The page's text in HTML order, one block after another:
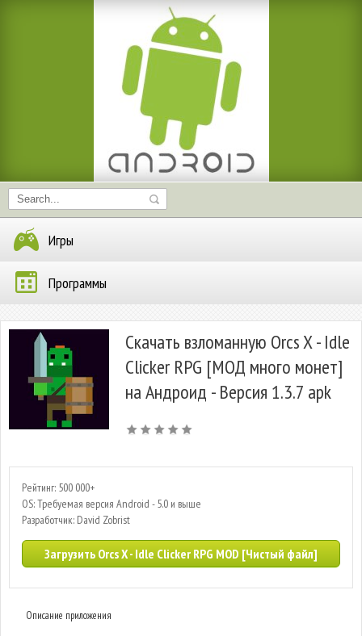
Игры
Программы
Скачать взломанную Orcs X - Idle
Clicker RPG [МОД много монет]
на Андроид - Версия 1.3.7 apk
Рейтинг: 500 000+
OS: Требуемая версия Android - 5.0 и выше
Разработчик: David Zobrist
Загрузить Orcs X - Idle Clicker RPG MOD [Чистый файл]
Описание приложения